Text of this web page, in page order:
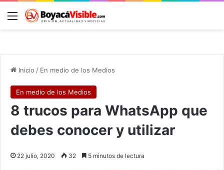
Menú
Inicio / En medio de los Medios
En medio de los Medios
8 trucos para WhatsApp que
debes conocer y utilizar
22 julio, 2020 32 5 minutos de lectura